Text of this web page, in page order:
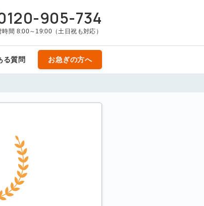
905-734
時間 8:00～19:00（土日祝も対応）
る質問 お急ぎの方へ